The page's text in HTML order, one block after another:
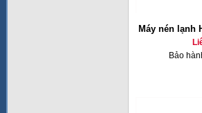
Máy nén lạnh
Bảo